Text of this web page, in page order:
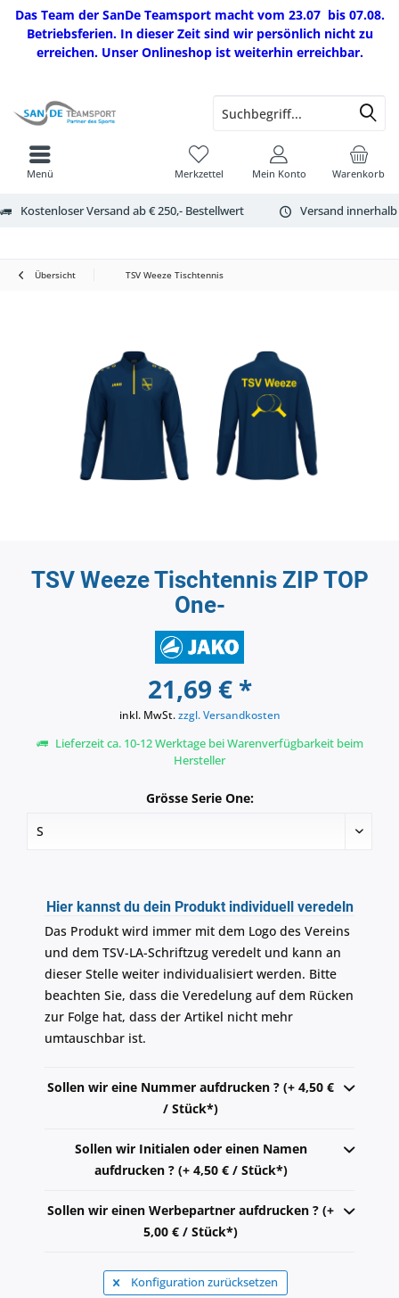
Das Team der SanDe Teamsport macht vom 23.07 bis 07.08.
Betriebsferien. In dieser Zeit sind wir persönlich nicht zu
erreichen. Unser Onlineshop ist weiterhin erreichbar.
Kostenloser Versand ab € 250,- Bestellwert Versand
Warenkorb
Merkzettel Mein Konto
Menü
Übersicht TSV Weeze Tischtennis
TSV Weeze Tischtennis ZIP TOP
One-
21,69 € *
inkl. MwSt.zzgl. Versandkosten
Lieferzeit ca. 10-12 Werktage bei Warenverfügbarkeit beim
Hersteller
Grösse Serie One:
Hier kannst du dein Produkt individuell veredeln
Das Produkt wird immer mit dem Logo des Vereins
und dem TSV-LA-Schriftzug veredelt und kann an
dieser Stelle weiter individualisiert werden. Bitte
beachten Sie, dass die Veredelung auf dem Rücken
zur Folge hat, dass der Artikel nicht mehr
umtauschbar ist.
Sollen wir eine Nummer aufdrucken ? (+ 4,50 €
/ Stück*)
Sollen wir Initialen oder einen Namen
aufdrucken ? (+ 4,50 € / Stück*)
Sollen wir einen Werbepartner aufdrucken ? (+
5,00 € / Stück*)
Konfiguration zurücksetzen